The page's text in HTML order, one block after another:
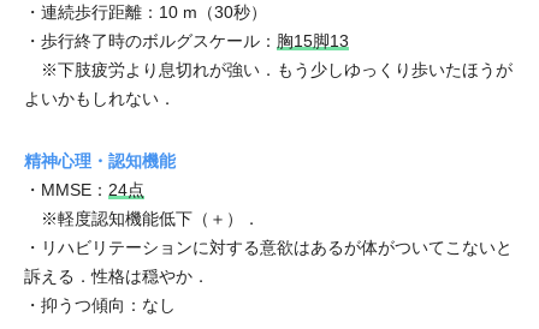
・連続歩行距離：10 m（30秒）
・歩行終了時のボルグスケール： 胸15脚13
※下肢疲労より息切れが強い．もう少しゆっくり歩いたほうが
よいかもしれない．
精神心理・認知機能
・MMSE： 24点
※軽度認知機能低下（＋）．
・リハビリテーションに対する意欲はあるが体がついてこないと
訴える．性格は穏やか．
・抑うつ傾向：なし